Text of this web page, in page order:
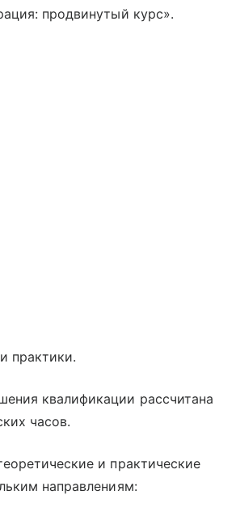
продвинутый курс».
практики.
квалификации рассчитана
часов.
и практические
направлениям: